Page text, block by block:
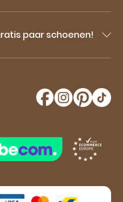
paar schoenen!
sale-aankondigingen,
paar Gabor schoenen!